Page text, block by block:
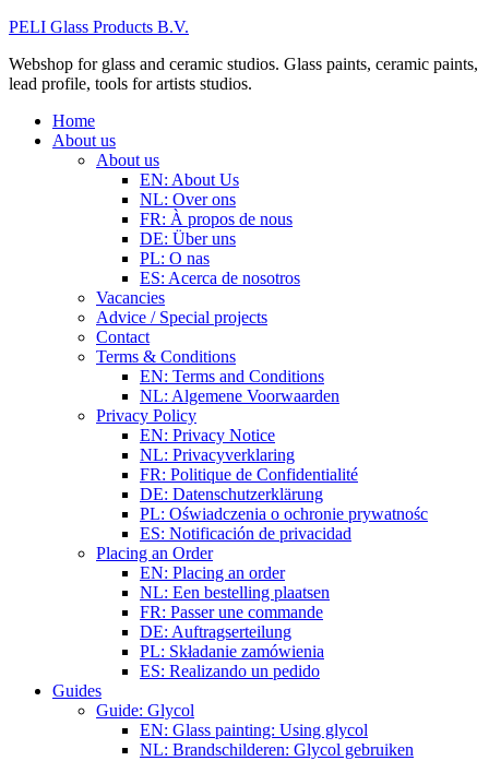
PELI Glass Products B.V.
Webshop for glass and ceramic studios. Glass paints, ceramic paints,
lead profile, tools for artists studios.
Home
About us
About us
EN: About Us
NL: Over ons
FR: À propos de nous
DE: Über uns
PL: O nas
ES: Acerca de nosotros
Vacancies
Advice / Special projects
Contact
Terms & Conditions
EN: Terms and Conditions
NL: Algemene Voorwaarden
Privacy Policy
EN: Privacy Notice
NL: Privacyverklaring
FR: Politique de Confidentialité
DE: Datenschutzerklärung
PL: Oświadczenia o ochronie prywatnośc
ES: Notificación de privacidad
Placing an Order
EN: Placing an order
NL: Een bestelling plaatsen
FR: Passer une commande
DE: Auftragserteilung
PL: Składanie zamówienia
ES: Realizando un pedido
Guides
Guide: Glycol
EN: Glass painting: Using glycol
NL: Brandschilderen: Glycol gebruiken